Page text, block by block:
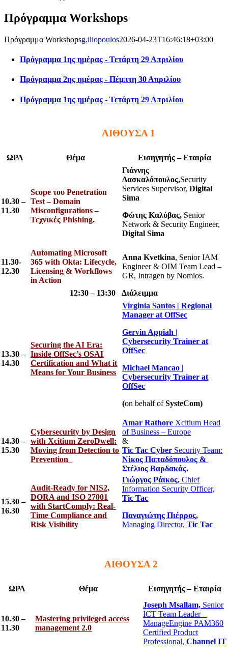
Πρόγραμμα Workshops
Πρόγραμμα Workshopsg.iliopoulos2026-04-23T16:46:18+03:00
Πρόγραμμα 1ης ημέρας - Τετάρτη 29 Απριλίου
Πρόγραμμα 2ης ημέρας - Πέμπτη 30 Απριλίου
Πρόγραμμα 1ης ημέρας - Τετάρτη 29 Απριλίου
ΑΙΘΟΥΣΑ 1
ΩΡΑ Θέμα Εισηγητής – Εταιρία
10.30 –
11.30
Scope του Penetration
Test – Domain
Misconfigurations –
Τεχνικές Phishing.
Γιάννης
Δασκαλόπουλος,Security
Services Supervisor,Digital
Sima
Φώτης Καλύβας, Senior
Network & Security Engineer,
Digital Sima
11.30-
12.30
Automating Microsoft
365 with Okta: Lifecycle,
Licensing & Workflows
in Action
Anna Kvetkina, Senior IAM
Engineer & OIM Team Lead –
GR, Intragen by Nomios.
12:30 – 13:30 Διάλειμμα
13.30 –
14.30
Securing the AI Era:
Inside OffSec’s OSAI
Certification and What it
Means for Your Business
Virginia Santos |Regional
Managerat OffSec
Gervin Appiah |
Cybersecurity Trainer at
OffSec
Michael Mancao |
Cybersecurity Trainer at
OffSec
(on behalf ofSysteCom)
14.30 –
15.30
Cybersecurity by Design
with Xcitium ZeroDwell:
Moving from Detection to
Prevention
Amar Rathore Xcitium Head
of Business – Europe
&
Tic Tac Cyber Security Team:
Νίκος Παπαδόπουλος &
Στέλιος Βαρδακάς.
15.30 –
16.30
Audit-Ready for NIS2,
DORA and ISO 27001
with StartComply: Real-
Time Compliance and
Risk Visibility
Γιώργος Ράικος, Chief
Information Security Officer,
Tic Tac
Παναγιώτης Πιέρρος,
Managing Director,Tic Tac
ΑΙΘΟΥΣΑ 2
ΩΡΑ Θέμα Εισηγητής – Εταιρία
10.30 –
11.30
Mastering privileged access
management 2.0
Joseph Msallam, Senior
ICT Team Leader –
ManageEngine PAM360
Certified Product
Professional,Channel IT